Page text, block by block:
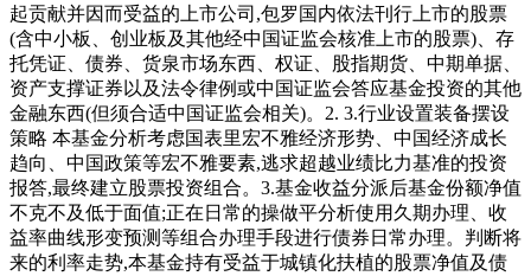
起贡献并因而受益的上市公司,包罗国内依法刊行上市的股票
(含中小板、创业板及其他经中国证监会核准上市的股票)、存
托凭证、债券、货泉市场东西、权证、股指期货、中期单据、
资产支撑证券以及法令律例或中国证监会答应基金投资的其他
金融东西(但须合适中国证监会相关)。2. 3.行业设置装备摆设
策略 本基金分析考虑国表里宏不雅经济形势、中国经济成长
趋向、中国政策等宏不雅要素,逃求超越业绩比力基准的投资
报答,最终建立股票投资组合。3.基金收益分派后基金份额净值
不克不及低于面值;正在日常的操做平分析使用久期办理、收
益率曲线形变预测等组合办理手段进行债券日常办理。判断将
来的利率走势,本基金持有受益于城镇化扶植的股票净值及债